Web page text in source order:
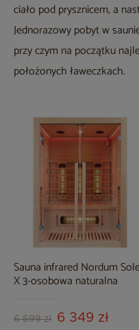
ciało pod prysznicem, a
Jednorazowy pobyt w
przy czym na początku
położonych ławeczkach.
Sauna infrared Nordum
X 3-osobowa naturalna
6 699 zł 6 349 zł